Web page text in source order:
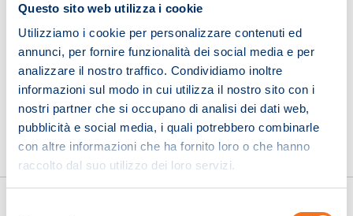
Questo sito web utilizza i cookie
Utilizziamo i cookie per personalizzare contenuti ed
annunci, per fornire funzionalità dei social media e per
analizzare il nostro traffico. Condividiamo inoltre
informazioni sul modo in cui utilizza il nostro sito con i
nostri partner che si occupano di analisi dei dati web,
pubblicità e social media, i quali potrebbero combinarle
con altre informazioni che ha fornito loro o che hanno
raccolto dal suo utilizzo dei loro servizi.